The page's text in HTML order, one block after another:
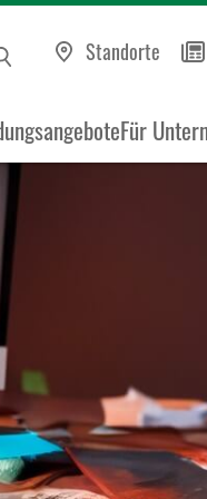
Standorte
Für